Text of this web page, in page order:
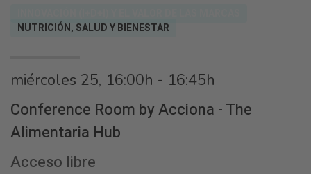
NUTRICIÓN, SALUD Y BIENESTAR
miércoles 25, 16:00h - 16:45h
Conference Room by Acciona - The
Alimentaria Hub
Acceso libre